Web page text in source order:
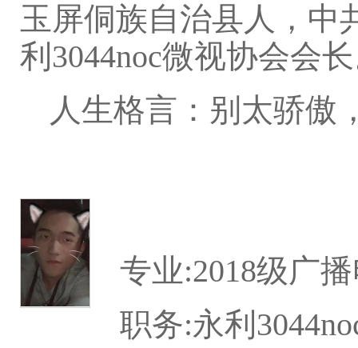
玉屏侗族自治县人，中
利3044noc微视协会会
人生格言：别太骄傲
专业:2018级广
职务:永利